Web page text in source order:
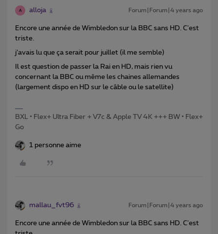
A alloja Forum|Forum|4 years ago
Encore une année de Wimbledon sur la BBC sans HD. C'est
triste.
j’avais lu que ça serait pour juillet (il me semble)
Il est question de passer la Rai en HD, mais rien vu
concernant la BBC ou même les chaines allemandes
(largement dispo en HD sur le câble ou le satellite)
BXL • Flex+ Ultra Fiber + V7c & Apple TV 4K +++ BW • Flex+
Go
1 personne aime
mallau_fvt96 Forum|Forum|4 years ago
Encore une année de Wimbledon sur la BBC sans HD. C'est